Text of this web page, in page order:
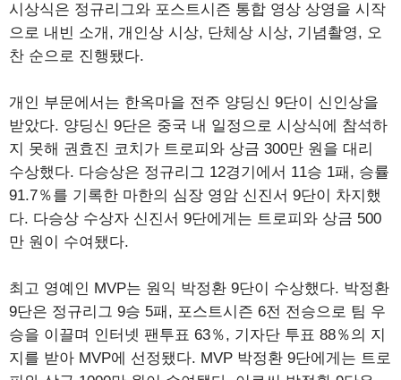
시상식은 정규리그와 포스트시즌 통합 영상 상영을 시작
으로 내빈 소개, 개인상 시상, 단체상 시상, 기념촬영, 오
찬 순으로 진행됐다.
개인 부문에서는 한옥마을 전주 양딩신 9단이 신인상을
받았다. 양딩신 9단은 중국 내 일정으로 시상식에 참석하
지 못해 권효진 코치가 트로피와 상금 300만 원을 대리
수상했다. 다승상은 정규리그 12경기에서 11승 1패, 승률
91.7％를 기록한 마한의 심장 영암 신진서 9단이 차지했
다. 다승상 수상자 신진서 9단에게는 트로피와 상금 500
만 원이 수여됐다.
최고 영예인 MVP는 원익 박정환 9단이 수상했다. 박정환
9단은 정규리그 9승 5패, 포스트시즌 6전 전승으로 팀 우
승을 이끌며 인터넷 팬투표 63％, 기자단 투표 88％의 지
지를 받아 MVP에 선정됐다. MVP 박정환 9단에게는 트로